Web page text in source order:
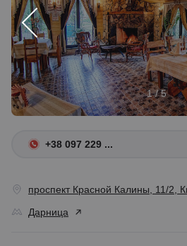
1 / 5
+38 097 229 ...
проспект Красной Калины, 11/2,
Дарница